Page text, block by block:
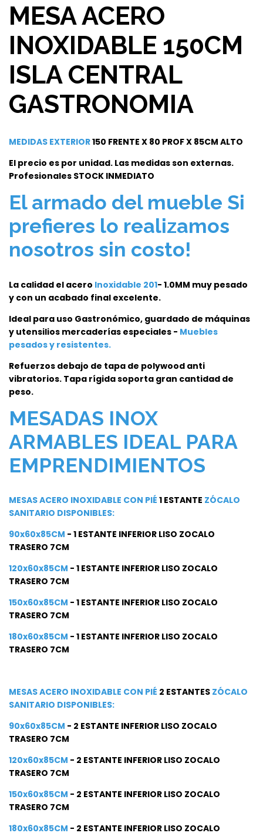
MESA ACERO
INOXIDABLE 150CM
ISLA CENTRAL
GASTRONOMIA
MEDIDAS EXTERIOR150 FRENTE X 80 PROF X 85CM ALTO
El precio es por unidad. Las medidas son externas.
Profesionales STOCK INMEDIATO
El armado del mueble Si
prefieres lo realizamos
nosotros sin costo!
La calidad el acero Inoxidable 201- 1.0MM muy pesado
y con un acabado final excelente.
Ideal para uso Gastronómico, guardado de máquinas
y utensilios mercaderías especiales - Muebles
pesados y resistentes.
Refuerzos debajo de tapa de polywood anti
vibratorios. Tapa rígida soporta gran cantidad de
peso.
MESADAS INOX
ARMABLES IDEAL PARA
EMPRENDIMIENTOS
MESAS ACERO INOXIDABLE CON PIÉ 1 ESTANTE ZÓCALO
SANITARIO DISPONIBLES:
90x60x85CM - 1 ESTANTE INFERIOR LISO ZOCALO
TRASERO 7CM
120x60x85CM - 1 ESTANTE INFERIOR LISO ZOCALO
TRASERO 7CM
150x60x85CM - 1 ESTANTE INFERIOR LISO ZOCALO
TRASERO 7CM
180x60x85CM - 1 ESTANTE INFERIOR LISO ZOCALO
TRASERO 7CM
MESAS ACERO INOXIDABLE CON PIÉ 2 ESTANTES ZÓCALO
SANITARIO DISPONIBLES:
90x60x85CM - 2 ESTANTE INFERIOR LISO ZOCALO
TRASERO 7CM
120x60x85CM - 2 ESTANTE INFERIOR LISO ZOCALO
TRASERO 7CM
150x60x85CM - 2 ESTANTE INFERIOR LISO ZOCALO
TRASERO 7CM
180x60x85CM - 2 ESTANTE INFERIOR LISO ZOCALO